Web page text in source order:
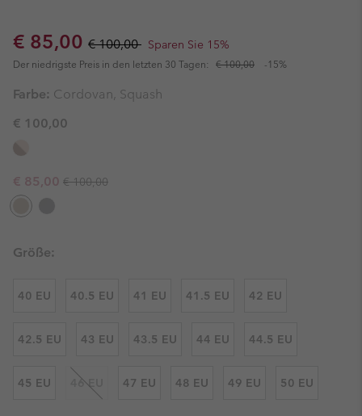
Sale price:
€ 85,00 Regular price:
€ 100,00 Sparen Sie 15%
Der niedrigste Preis in den letzten 30 Tagen: € 100,00 -15%
Farbe: Cordovan, Squash
€ 100,00
Sale price:
€ 85,00 Regular price:
€ 100,00
Größe:
40 EU 40.5 EU 41 EU 41.5 EU 42 EU
42.5 EU 43 EU 43.5 EU 44 EU 44.5 EU
45 EU 46 EU 47 EU 48 EU 49 EU 50 EU